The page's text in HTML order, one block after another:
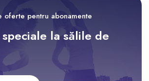
oferte pentru abonamente
la sălile de